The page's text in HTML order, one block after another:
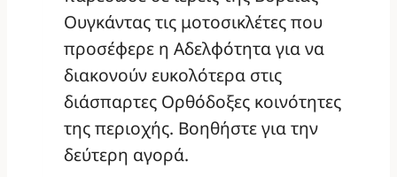
Ουγκάντας τις μοτοσικλέτες που
προσέφερε η Αδελφότητα για να
διακονούν ευκολότερα στις
διάσπαρτες Ορθόδοξες κοινότητες
της περιοχής. Βοηθήστε για την
δεύτερη αγορά.